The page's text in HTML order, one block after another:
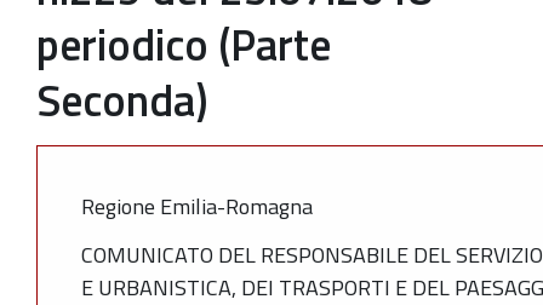
periodico (Parte
Seconda)
Regione Emilia-Romagna
COMUNICATO DEL RESPONSABILE DEL
E URBANISTICA, DEI TRASPORTI E DEL